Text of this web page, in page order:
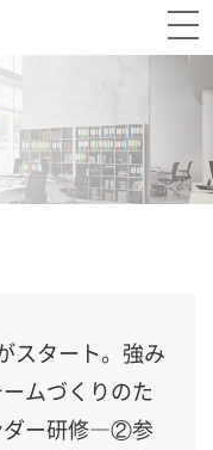
スタート。強み
ムづくりのた
ダー研修―②参